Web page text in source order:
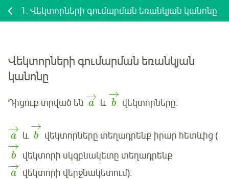
1. Վեկտորների գումարման եռանկյան կանոնը
Վեկտորների գումարման եռանկյան
կանոնը
Դիցուք տրված են a
→
և b
→
վեկտորները:
a
→
և b
→
վեկտորները տեղադրենք իրար հետևից (
b
→
վեկտորի սկզբնակետը տեղադրենք
a
→
վեկտորի վերջնակետում):